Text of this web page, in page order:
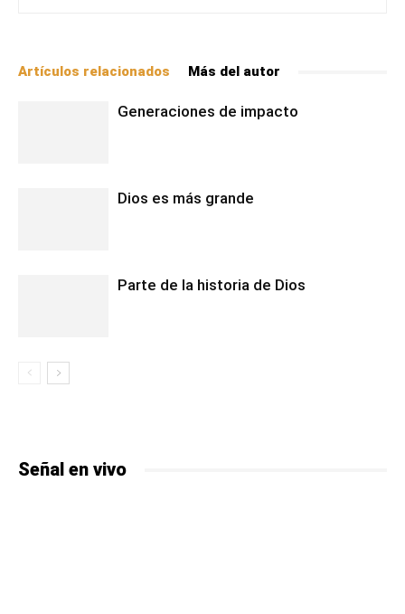
Artículos relacionados Más del autor
Generaciones de impacto
Dios es más grande
Parte de la historia de Dios
Señal en vivo